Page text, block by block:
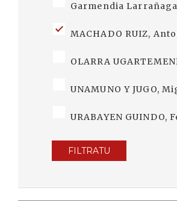
Garmendia
MACHADO RUIZ,
OLARRA
UNAMUNO Y JUGO,
URABAYEN GUINDO,
FILTRATU